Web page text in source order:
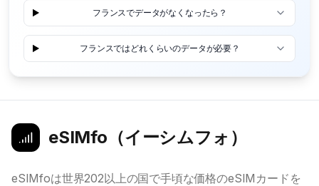
フランスでデータがなくなったら？
フランスではどれくらいのデータが必要？
eSIMfo（イーシムフォ）
eSIMfoは世界202以上の国で手頃な価格のeSIMカードを